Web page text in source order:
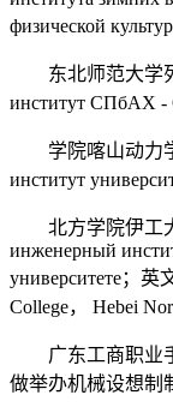
физической
东北师范大学列
институт СПбАХ -
学院喀山动力学
институт
北方学院伊工大
инженерный
университете；英
College， Hebei
广东工商职业手
做举办机械设想制